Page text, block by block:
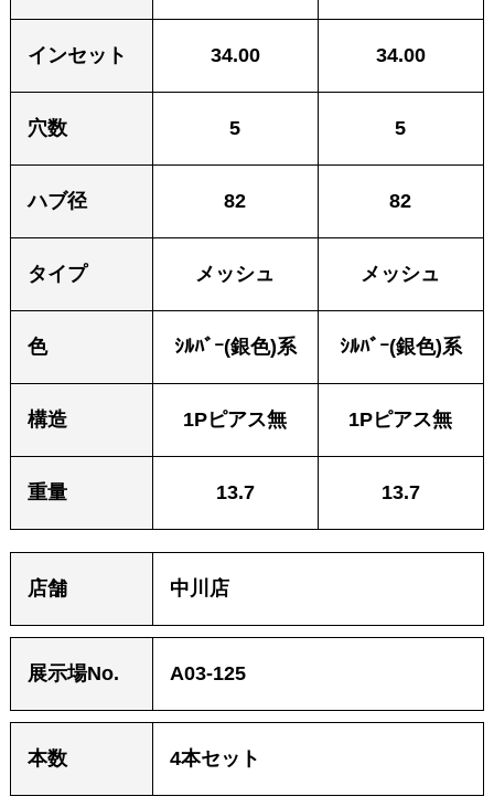
インセット 34.00 34.00
穴数 5 5
ハブ径 82 82
タイプ メッシュ メッシュ
色 ｼﾙﾊﾞｰ(銀色)系 ｼﾙﾊﾞｰ(銀色)系
構造 1Pピアス無 1Pピアス無
重量 13.7 13.7
店舗 中川店
展⽰場No. A03-125
本数 4本セット